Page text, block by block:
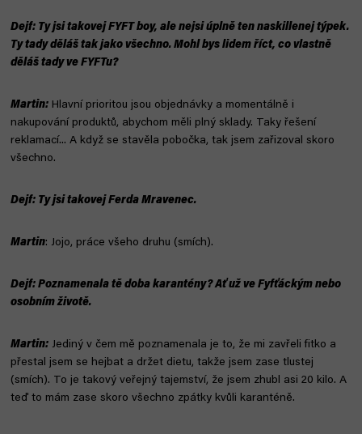
Dejf: Ty jsi takovej FYFT boy, ale nejsi úplně ten naskillenej týpek.
Ty tady děláš tak jako všechno. Mohl bys lidem říct, co vlastně
děláš tady ve FYFTu?
Martin: Hlavní prioritou jsou objednávky a momentálně i
nakupování produktů, abychom měli plný sklady. Taky řešení
reklamací... A když se stavěla pobočka, tak jsem zařizoval skoro
všechno.
Dejf: Ty jsi takovej Ferda Mravenec.
Martin: Jojo, práce všeho druhu (smích).
Dejf: Poznamenala tě doba karantény? Ať už ve Fyfťáckým nebo
osobním životě.
Martin: Jediný v čem mě poznamenala je to, že mi zavřeli fitko a
přestal jsem se hejbat a držet dietu, takže jsem zase tlustej
(smích). To je takový veřejný tajemství, že jsem zhubl asi 20 kilo. A
teď to mám zase skoro všechno zpátky kvůli karanténě.